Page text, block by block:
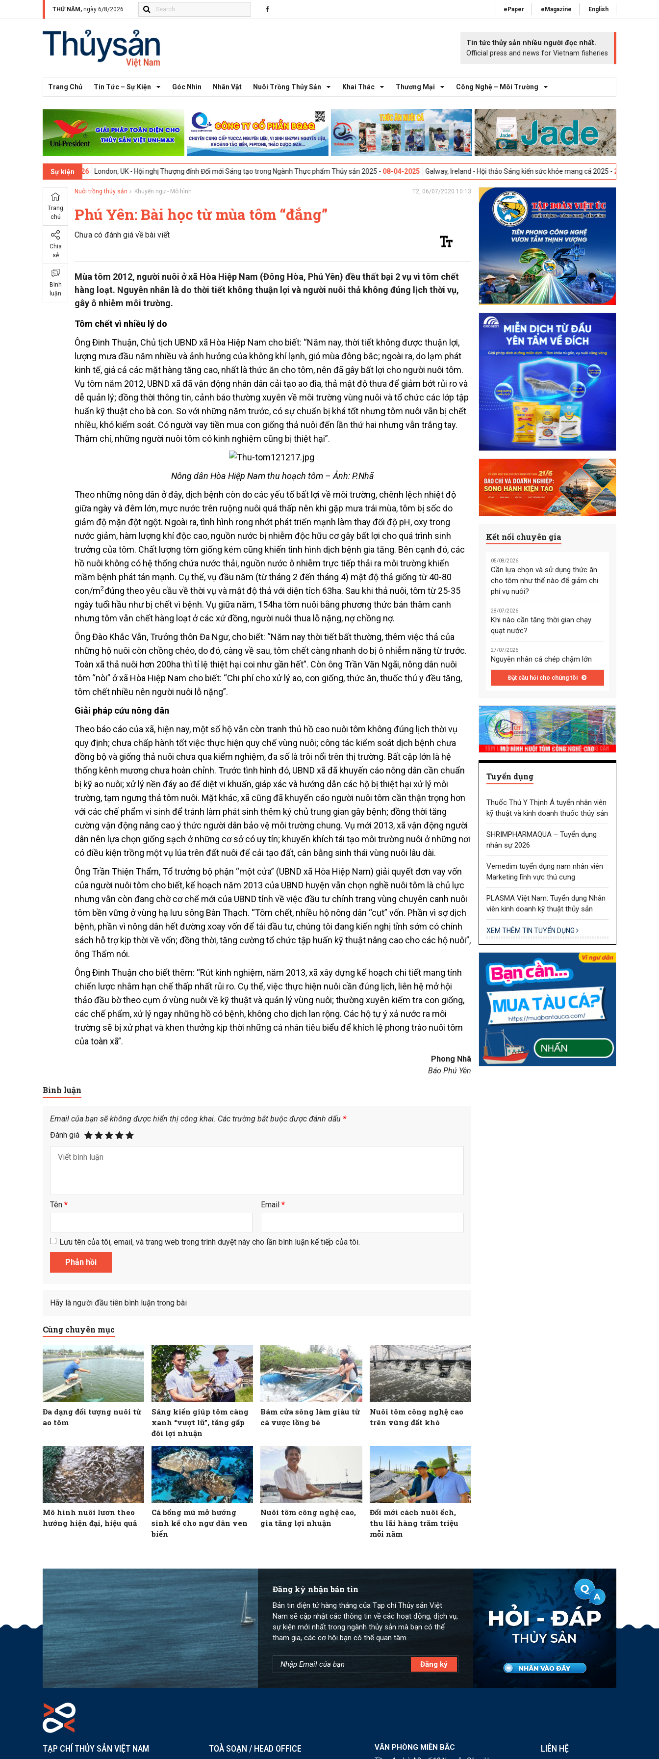
THỨ NĂM, ngày 6/8/2026 ePaper eMagazine English
Tin tức thủy sản nhiều người đọc nhất.
Official press and news for Vietnam fisheries
Trang Chủ Tin Tức – Sự Kiện Góc Nhìn Nhân Vật Nuôi Trồng Thủy Sản Khai Thác Thương Mại Công Nghệ – Môi Trường
Sự kiện
London, UK - Hội nghị Thượng đỉnh Đổi mới Sáng tạo trong Ngành Thực phẩm Thủy sản 2025 -08-04-2025 Galway, Ireland - Hội thảo Sáng kiến sức khỏe mang cá 2025 -23-04-2025 Vigo, Tây Ban
Trang
chủ
Chia
sẻ
Bình
luận
Nuôi trồng thủy sản Khuyến ngư - Mô hình T2, 06/07/2020 10:13
Phú Yên: Bài học từ mùa tôm “đắng”
Chưa có đánh giá về bài viết
Mùa tôm 2012, người nuôi ở xã Hòa Hiệp Nam (Đông Hòa, Phú Yên) đều thất bại 2 vụ vì tôm chết
hàng loạt. Nguyên nhân là do thời tiết không thuận lợi và người nuôi thả không đúng lịch thời vụ,
gây ô nhiễm môi trường.
Tôm chết vì nhiều lý do
Ông Đinh Thuận, Chủ tịch UBND xã Hòa Hiệp Nam cho biết: “Năm nay, thời tiết không được thuận lợi,
lượng mưa đầu năm nhiều và ảnh hưởng của không khí lạnh, gió mùa đông bắc; ngoài ra, do lạm phát
kinh tế, giá cả các mặt hàng tăng cao, nhất là thức ăn cho tôm, nên đã gây bất lợi cho người nuôi tôm.
Vụ tôm năm 2012, UBND xã đã vận động nhân dân cải tạo ao đìa, thả mật độ thưa để giảm bớt rủi ro và
dễ quản lý; đồng thời thông tin, cảnh báo thường xuyên về môi trường vùng nuôi và tổ chức các lớp tập
huấn kỹ thuật cho bà con. So với những năm trước, có sự chuẩn bị khá tốt nhưng tôm nuôi vẫn bị chết
nhiều, khó kiểm soát. Có người vay tiền mua con giống thả nuôi đến lần thứ hai nhưng vẫn trắng tay.
Thậm chí, những người nuôi tôm có kinh nghiệm cũng bị thiệt hại”.
Nông dân Hòa Hiệp Nam thu hoạch tôm – Ảnh: P.Nhã
Theo những nông dân ở đây, dịch bệnh còn do các yếu tố bất lợi về môi trường, chênh lệch nhiệt độ
giữa ngày và đêm lớn, mực nước trên ruộng nuôi quá thấp nên khi gặp mưa trái mùa, tôm bị sốc do
giảm độ mặn đột ngột. Ngoài ra, tình hình rong nhớt phát triển mạnh làm thay đổi độ pH, oxy trong
nước giảm, hàm lượng khí độc cao, nguồn nước bị nhiễm độc hữu cơ gây bất lợi cho quá trình sinh
trưởng của tôm. Chất lượng tôm giống kém cũng khiến tình hình dịch bệnh gia tăng. Bên cạnh đó, các
hồ nuôi không có hệ thống chứa nước thải, nguồn nước ô nhiễm trực tiếp thải ra môi trường khiến
mầm bệnh phát tán mạnh. Cụ thể, vụ đầu năm (từ tháng 2 đến tháng 4) mật độ thả giống từ 40-80
con/m2đúng theo yêu cầu về thời vụ và mật độ thả với diện tích 63ha. Sau khi thả nuôi, tôm từ 25-35
ngày tuổi hầu như bị chết vì bệnh. Vụ giữa năm, 154ha tôm nuôi bằng phương thức bán thâm canh
nhưng tôm vẫn chết hàng loạt ở các xứ đồng, người nuôi thua lỗ nặng, nợ chồng nợ.
Ông Đào Khắc Vẫn, Trưởng thôn Đa Ngư, cho biết: “Năm nay thời tiết bất thường, thêm việc thả của
những hộ nuôi còn chồng chéo, do đó, càng về sau, tôm chết càng nhanh do bị ô nhiễm nặng từ trước.
Toàn xã thả nuôi hơn 200ha thì tỉ lệ thiệt hại coi như gần hết”. Còn ông Trần Văn Ngãi, nông dân nuôi
tôm “nòi” ở xã Hòa Hiệp Nam cho biết: “Chi phí cho xử lý ao, con giống, thức ăn, thuốc thú y đều tăng,
tôm chết nhiều nên người nuôi lỗ nặng”.
Giải pháp cứu nông dân
Theo báo cáo của xã, hiện nay, một số hộ vẫn còn tranh thủ hồ cao nuôi tôm không đúng lịch thời vụ
quy định; chưa chấp hành tốt việc thực hiện quy chế vùng nuôi; công tác kiểm soát dịch bệnh chưa
đồng bộ và giống thả nuôi chưa qua kiểm nghiệm, đa số là trôi nổi trên thị trường. Bất cập lớn là hệ
thống kênh mương chưa hoàn chỉnh. Trước tình hình đó, UBND xã đã khuyến cáo nông dân cần chuẩn
bị kỹ ao nuôi; xử lý nền đáy ao để diệt vi khuẩn, giáp xác và hướng dẫn các hộ bị thiệt hại xử lý môi
trường, tạm ngưng thả tôm nuôi. Mặt khác, xã cũng đã khuyến cáo người nuôi tôm cần thận trọng hơn
với các chế phẩm vi sinh để tránh làm phát sinh thêm ký chủ trung gian gây bệnh; đồng thời tăng
cường vận động nâng cao ý thức người dân bảo vệ môi trường chung. Vụ mới 2013, xã vận động người
dân nên lựa chọn giống sạch ở những cơ sở có uy tín; khuyến khích tái tạo môi trường nuôi ở những nơi
có điều kiện trồng một vụ lúa trên đất nuôi để cải tạo đất, cân bằng sinh thái vùng nuôi lâu dài.
Ông Trần Thiện Thẩm, Tổ trưởng bộ phận “một cửa” (UBND xã Hòa Hiệp Nam) giải quyết đơn vay vốn
của người nuôi tôm cho biết, kế hoạch năm 2013 của UBND huyện vẫn chọn nghề nuôi tôm là chủ lực
nhưng vẫn còn đang chờ cơ chế mới của UBND tỉnh về việc đầu tư chỉnh trang vùng chuyên canh nuôi
tôm bền vững ở vùng hạ lưu sông Bàn Thạch. “Tôm chết, nhiều hộ nông dân “cụt” vốn. Phần vì sợ dịch
bệnh, phần vì nông dân hết đường xoay vốn để tái đầu tư, chúng tôi đang kiến nghị tỉnh sớm có chính
sách hỗ trợ kịp thời về vốn; đồng thời, tăng cường tổ chức tập huấn kỹ thuật nâng cao cho các hộ nuôi”,
ông Thẩm nói.
Ông Đinh Thuận cho biết thêm: “Rút kinh nghiệm, năm 2013, xã xây dựng kế hoạch chi tiết mang tính
chiến lược nhằm hạn chế thấp nhất rủi ro. Cụ thể, việc thực hiện nuôi cần đúng lịch, liên hệ mở hội
thảo đầu bờ theo cụm ở vùng nuôi về kỹ thuật và quản lý vùng nuôi; thường xuyên kiểm tra con giống,
các chế phẩm, xử lý ngay những hồ có bệnh, không cho dịch lan rộng. Các hộ tự ý xả nước ra môi
trường sẽ bị xử phạt và khen thưởng kịp thời những cá nhân tiêu biểu để khích lệ phong trào nuôi tôm
của toàn xã”.
Phong Nhã
Báo Phú Yên
Bình luận
Email của bạn sẽ không được hiển thị công khai. Các trường bắt buộc được đánh dấu *
Đánh giá
Tên * Email*
Lưu tên của tôi, email, và trang web trong trình duyệt này cho lần bình luận kế tiếp của tôi.
Hãy là người đầu tiên bình luận trong bài
Cùng chuyên mục
Đa dạng đối tượng nuôi từ
ao tôm
Sáng kiến giúp tôm càng
xanh “vượt lũ”, tăng gấp
đôi lợi nhuận
Bám cửa sông làm giàu từ
cá vược lồng bè
Nuôi tôm công nghệ cao
trên vùng đất khó
Mô hình nuôi lươn theo
hướng hiện đại, hiệu quả
Cá bống mú mở hướng
sinh kế cho ngư dân ven
biển
Nuôi tôm công nghệ cao,
gia tăng lợi nhuận
Đổi mới cách nuôi ếch,
thu lãi hàng trăm triệu
mỗi năm
Kết nối chuyên gia
05/08/2026
Cần lựa chọn và sử dụng thức ăn
cho tôm như thế nào để giảm chi
phí vụ nuôi?
28/07/2026
Khi nào cần tăng thời gian chạy
quạt nước?
27/07/2026
Nguyên nhân cá chép chậm lớn
Đặt câu hỏi cho chúng tôi
Tuyển dụng
Thuốc Thú Y Thịnh Á tuyển nhân viên
kỹ thuật và kinh doanh thuốc thủy sản
SHRIMPHARMAQUA – Tuyển dụng
nhân sự 2026
Vemedim tuyển dụng nam nhân viên
Marketing lĩnh vực thú cưng
PLASMA Việt Nam: Tuyển dụng Nhân
viên kinh doanh kỹ thuật thủy sản
XEM THÊM TIN TUYỂN DỤNG
Đăng ký nhận bản tin
Bản tin điện tử hàng tháng của Tạp chí Thủy sản Việt
Nam sẽ cập nhật các thông tin về các hoạt động, dịch vụ,
sự kiện mới nhất trong ngành thủy sản mà bạn có thể
tham gia, các cơ hội bạn có thể quan tâm.
TẠP CHÍ THỦY SẢN VIỆT NAM TOÀ SOẠN / HEAD OFFICE VĂN PHÒNG MIỀN BẮC LIÊN HỆ